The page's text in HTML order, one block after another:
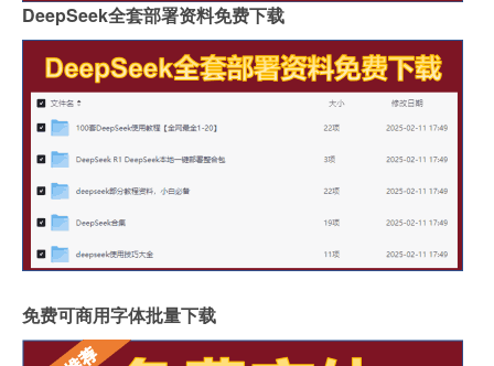
DeepSeek全套部署资料免费下载
免费可商用字体批量下载